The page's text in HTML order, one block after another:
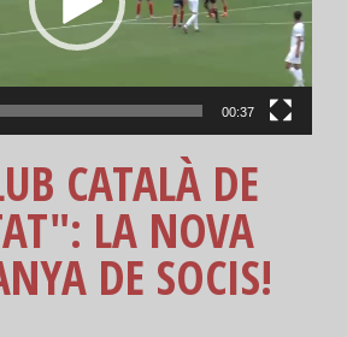
00:37
CATALÀ DE
LA NOVA
DE SOCIS!